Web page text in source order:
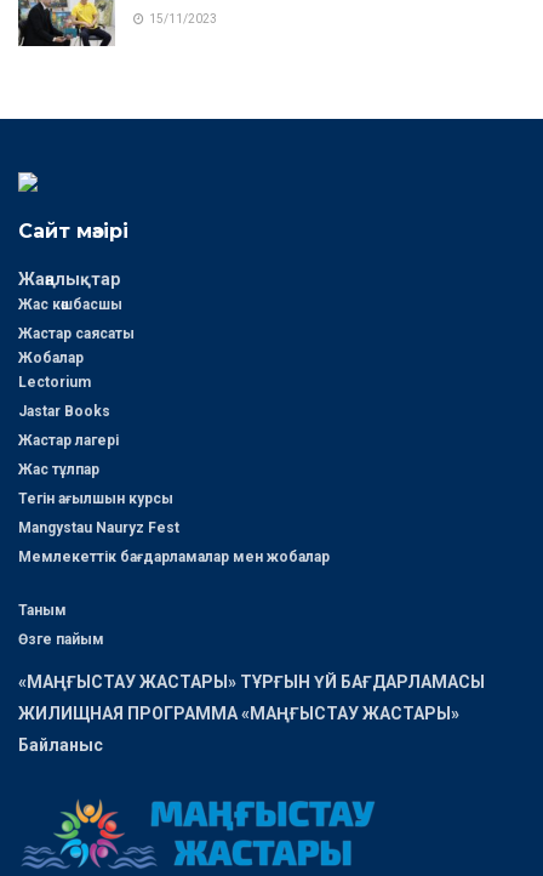
15/11/2023
Сайт мәзірі
Жаңалықтар
Жас көшбасшы
Жастар саясаты
Жобалар
Lectorium
Jastar Books
Жастар лагері
Жас тұлпар
Тегін ағылшын курсы
Mangystau Nauryz Fest
Мемлекеттік бағдарламалар мен жобалар
Таным
Өзге пайым
«МАҢҒЫСТАУ ЖАСТАРЫ» ТҰРҒЫН ҮЙ БАҒДАРЛАМАСЫ
ЖИЛИЩНАЯ ПРОГРАММА «МАҢҒЫСТАУ ЖАСТАРЫ»
Байланыс